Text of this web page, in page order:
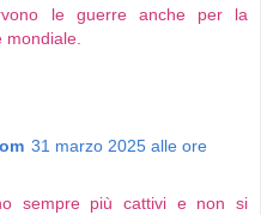
le guerre anche per la
31 marzo 2025 alle ore
sempre più cattivi e non si